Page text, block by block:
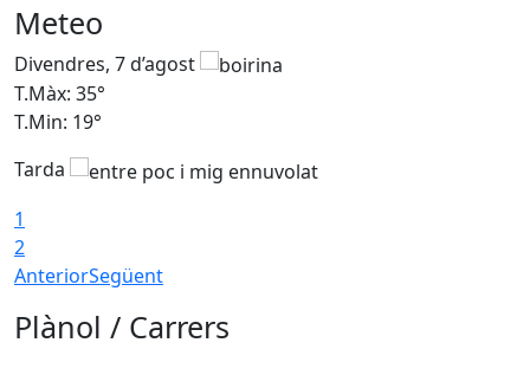
Meteo
Divendres, 7 d’agost
T.Màx: 35°
T.Min: 19°
Tarda
1
2
AnteriorSegüent
Plànol / Carrers